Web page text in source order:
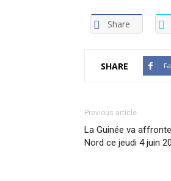
Share
SHARE
Previous article
La Guinée va
Nord ce jeudi 4 juin